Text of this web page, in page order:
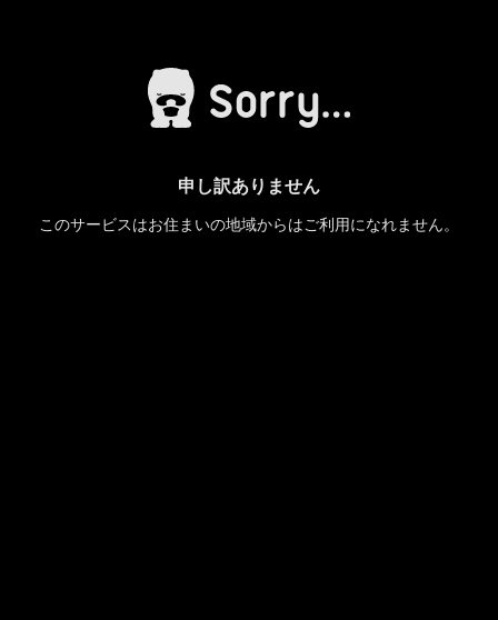
申し訳ありません
このサービスはお住まいの地域からはご利用になれません。